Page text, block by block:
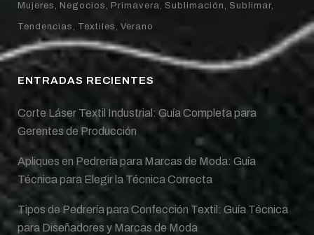
Mujeres Negocios Primavera Sublimación Sublimar
Tendencias Textiles Verano
ENTRADAS RECIENTES
Corte Láser Textil Industrial: Guía Completa para
Gerentes de Producción
Apliques en Pedrería para Marcas de Moda: Guía
Técnica para Elegir la Técnica Correcta
Tipos de Pedrería para Confección Textil: Guía Técnica
para Diseñadores y Marcas de Moda